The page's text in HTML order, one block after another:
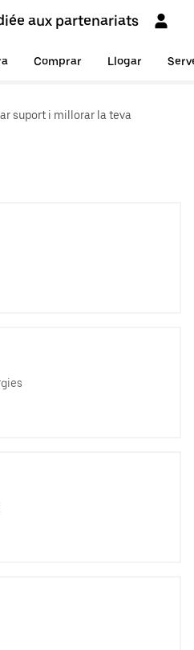
aux partenariats
Comprar Llogar
suport i millorar la teva